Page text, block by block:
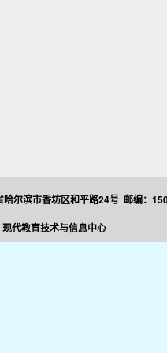
尔滨市香坊区和平路24号 邮编：
代教育技术与信息中心